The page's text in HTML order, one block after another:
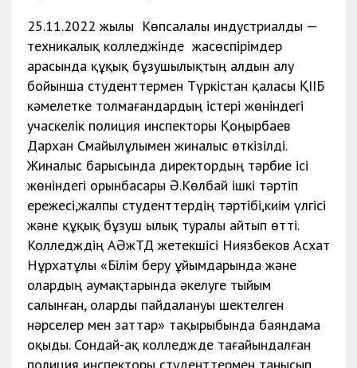
25.11.2022 жылы Көпсалалы индустриалды —
техникалық колледжінде жасөспірімдер
арасында құқық бұзушылықтың алдын алу
бойынша студенттермен Түркістан қаласы ҚІІБ
кәмелетке толмағандардың істері жөніндегі
учаскелік полиция инспекторы Қоңырбаев
Дархан Смайылұлымен жиналыс өткізілді.
Жиналыс барысында директордың тәрбие ісі
жөніндегі орынбасары Ә.Көлбай ішкі тәртіп
ережесі,жалпы студенттердің тәртібі,киім үлгісі
және құқық бұзуш ылық туралы айтып өтті.
Колледждің АӘжТД жетекшісі Ниязбеков Асхат
Нұрхатұлы «Білім беру ұйымдарында және
олардың аумақтарында әкелуге тыйым
салынған, оларды пайдалануы шектелген
нәрселер мен заттар» тақырыбында баяндама
оқыды. Сондай-ақ колледжде тағайындалған
полиция инспекторы студенттермен танысып,